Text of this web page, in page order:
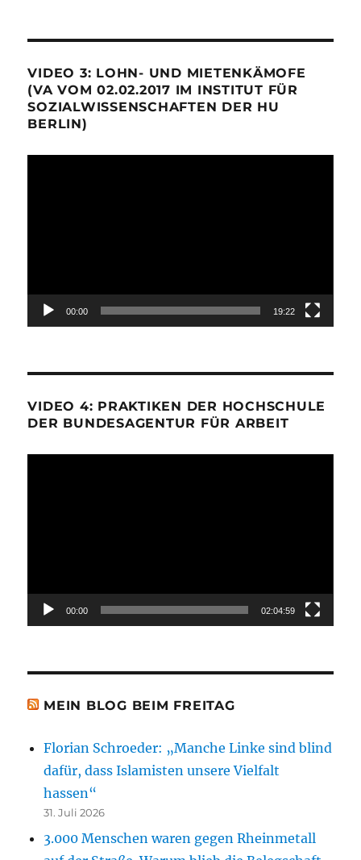
VIDEO 3: LOHN- UND MIETENKÄMOFE
(VA VOM 02.02.2017 IM INSTITUT FÜR
SOZIALWISSENSCHAFTEN DER HU
BERLIN)
00:00 19:22
VIDEO 4: PRAKTIKEN DER HOCHSCHULE
DER BUNDESAGENTUR FÜR ARBEIT
00:00 02:04:59
MEIN BLOG BEIM FREITAG
Florian Schroeder: „Manche Linke sind blind
dafür, dass Islamisten unsere Vielfalt
hassen“
31. Juli 2026
3.000 Menschen waren gegen Rheinmetall